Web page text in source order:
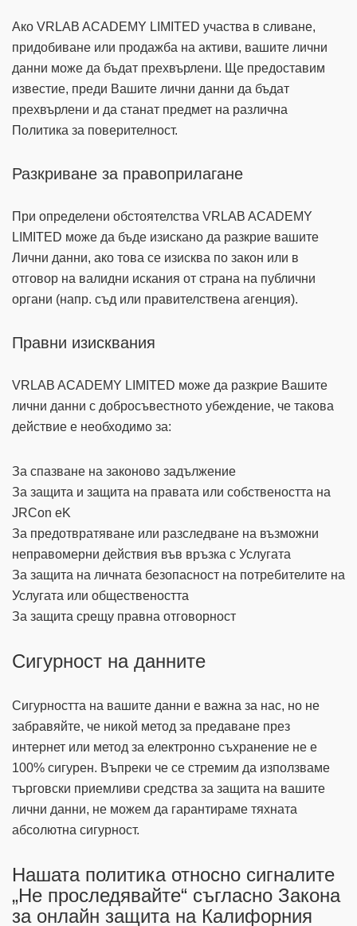
Ако VRLAB ACADEMY LIMITED участва в сливане,
придобиване или продажба на активи, вашите лични
данни може да бъдат прехвърлени. Ще предоставим
известие, преди Вашите лични данни да бъдат
прехвърлени и да станат предмет на различна
Политика за поверителност.
Разкриване за правоприлагане
При определени обстоятелства VRLAB ACADEMY
LIMITED може да бъде изискано да разкрие вашите
Лични данни, ако това се изисква по закон или в
отговор на валидни искания от страна на публични
органи (напр. съд или правителствена агенция).
Правни изисквания
VRLAB ACADEMY LIMITED може да разкрие Вашите
лични данни с добросъвестното убеждение, че такова
действие е необходимо за:
За спазване на законово задължение
За защита и защита на правата или собствеността на
JRCon eK
За предотвратяване или разследване на възможни
неправомерни действия във връзка с Услугата
За защита на личната безопасност на потребителите на
Услугата или обществеността
За защита срещу правна отговорност
Сигурност на данните
Сигурността на вашите данни е важна за нас, но не
забравяйте, че никой метод за предаване през
интернет или метод за електронно съхранение не е
100% сигурен. Въпреки че се стремим да използваме
търговски приемливи средства за защита на вашите
лични данни, не можем да гарантираме тяхната
абсолютна сигурност.
Нашата политика относно сигналите
„Не проследявайте“ съгласно Закона
за онлайн защита на Калифорния